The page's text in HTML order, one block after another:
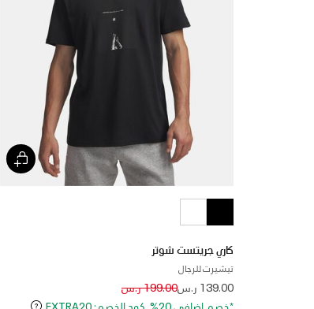
كاري جريتست شوتر
تيشيرت للرجال
139.00 ر.سPrice reduced from
199.00 ر.سto
*خصم إضافي 20%. كود الخصم: EXTRA20